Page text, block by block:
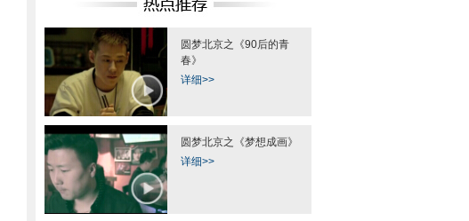
圆梦北京之《90后的青
春》
详细>>
圆梦北京之《梦想成画》
详细>>